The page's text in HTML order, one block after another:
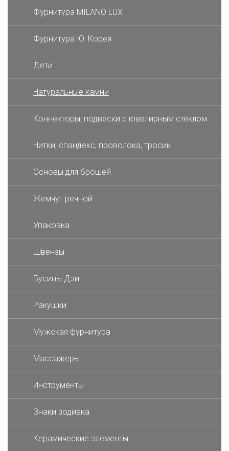
Фурнитура MILANO LUX
Фурнитура Ю. Корея
Дети
Натуральные камни
Коннекторы, подвески с ювелирным стеклом
Нитки, спандекс, проволока, тросик
Основы для брошей
Жемчуг речной
Упаковка
Швензы
Бусины Дзи
Ракушки
Мужская фурнитура
Массажеры
Инструменты
Знаки зодиака
Керамические элементы